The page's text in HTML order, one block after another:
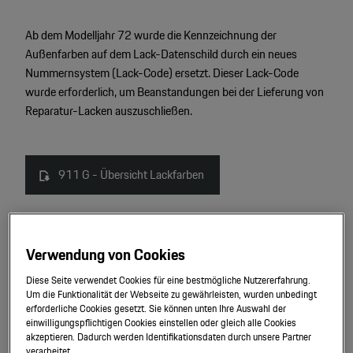
Service & Zubehör
Wir über uns
Newsletter
Porsche Shop
Mein Porsche Account
Newsletter abonnieren
YouTube Channel
Porsche Gebrauchtwagen
Car Configurator
Porsche Timepieces
Porsche Poster Designer
Ab dem Modelljahr 72 wurde die Kennzeichnung der
Außenfarben auf dem Lack-Datenschild durch ein neues
Nummernsystem (Lack-Code) ersetzt. Dieser Lack-Code
wurde erforderlich, um Beanstandungen bei der Lieferung von
Reparatur-Lacken auszuschließen.
911 G - Übersicht Lackfarben
911 G (1978) - 911 SC_911 Turbo - Booklet
Farb- und Ausstattungsmuster
Verwendung von Cookies
Diese Seite verwendet Cookies für eine bestmögliche Nutzererfahrung.
Um die Funktionalität der Webseite zu gewährleisten, wurden unbedingt
erforderliche Cookies gesetzt. Sie können unten Ihre Auswahl der
einwilligungspflichtigen Cookies einstellen oder gleich alle Cookies
akzeptieren. Dadurch werden Identifikationsdaten durch unsere Partner